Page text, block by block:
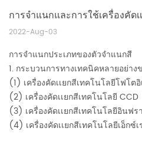
การจำแนกและการใช้เครื่องคัดเ
2022-Aug-03
การจำแนกประเภทของตัวจำแนกสี
1. กระบวนการทางเทคนิคหลายอย่าง
(1) เครื่องคัดเเยกสีเทคโนโลยีโฟโต
(2) เครื่องคัดเเยกสีเทคโนโลยี CCD
(3) เครื่องคัดเเยกสีเทคโนโลยีอินฟร
(4) เครื่องคัดเเยกสีเทคโนโลยีเอ็กซ์เ